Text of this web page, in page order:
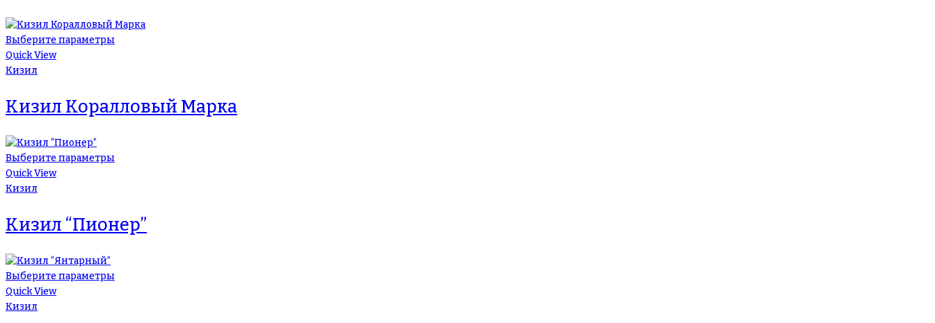
Выберите параметры
Quick View
Кизил
Кизил Коралловый Марка
Выберите параметры
Quick View
Кизил
Кизил “Пионер”
Выберите параметры
Quick View
Кизил